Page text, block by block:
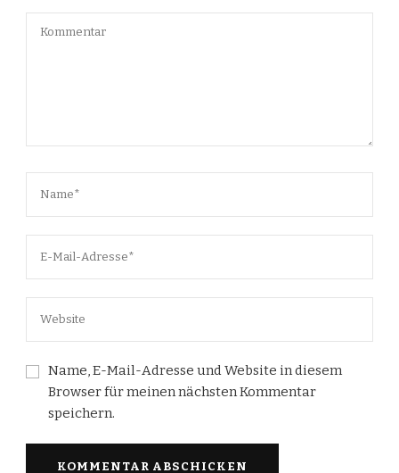
Name, E-Mail-Adresse und Website in diesem
Browser für meinen nächsten Kommentar
speichern.